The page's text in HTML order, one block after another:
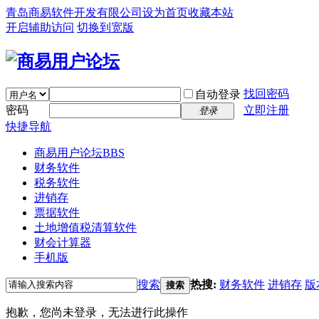
青岛商易软件开发有限公司 设为首页收藏本站
开启辅助访问 切换到宽版
自动登录 找回密码
密码
登录
立即注册
快捷导航
商易用户论坛BBS
财务软件
税务软件
进销存
票据软件
土地增值税清算软件
财会计算器
手机版
搜索 搜索 热搜: 财务软件 进销存 版
抱歉，您尚未登录，无法进行此操作